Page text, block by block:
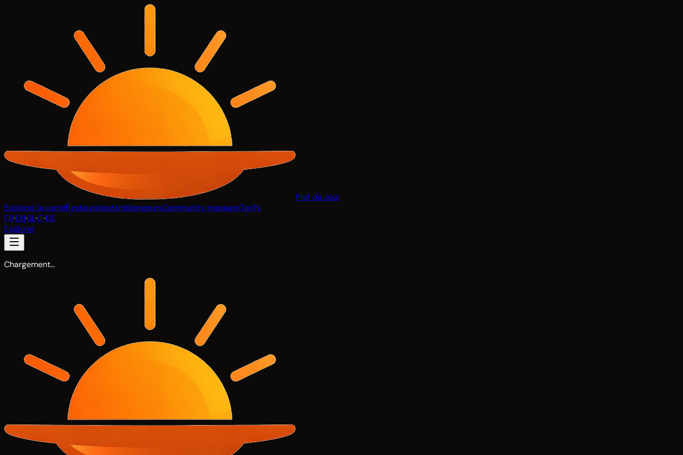
Plat du Jour
Explorer la carteRestaurateursHébergeursCommunity managerTarifs
FR·EN·SL·IT·DE
Explorer
Chargement…